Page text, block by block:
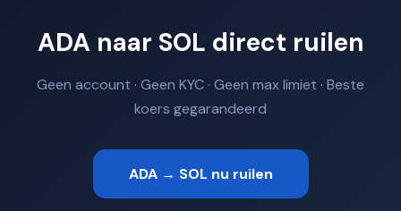
ADA naar SOL direct ruilen
Geen account · Geen KYC · Geen max limiet · Beste
koers gegarandeerd
ADA → SOL nu ruilen